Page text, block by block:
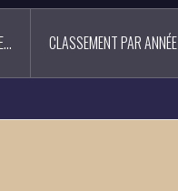
CLASSEMENT PAR ANNÉE